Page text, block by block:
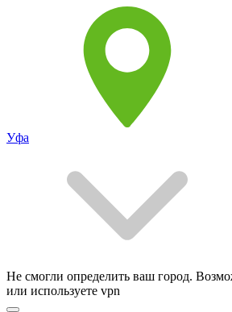
Уфа
Не смогли определить ваш город.
или используете vpn